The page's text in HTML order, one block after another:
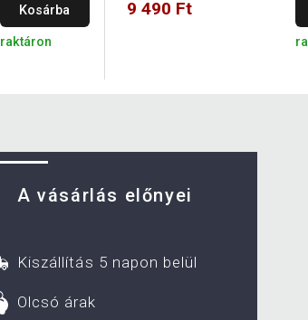
Kosárba
raktáron
9 490 Ft
A vásárlás előnyei
Kiszállítás 5 napon belül
Olcsó árak